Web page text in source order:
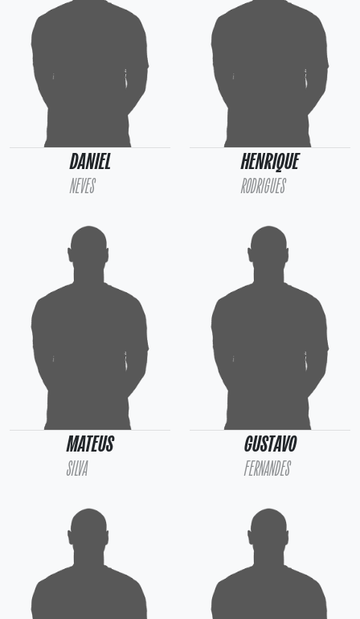
DANIEL
NEVES
HENRIQUE
RODRIGUES
MATEUS
SILVA
GUSTAVO
FERNANDES